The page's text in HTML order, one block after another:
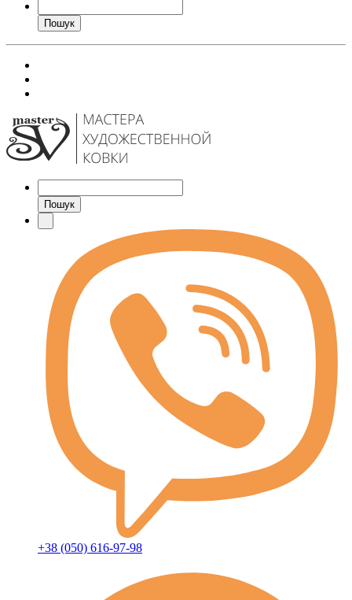
Пошук
Пошук
+38 (050) 616-97-98